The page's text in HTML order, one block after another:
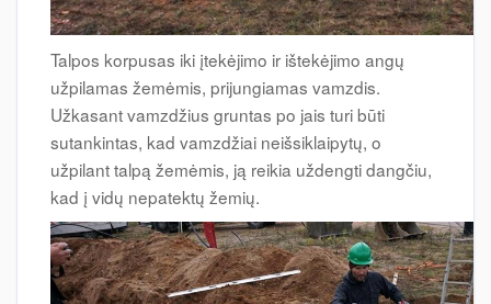
Talpos korpusas iki įtekėjimo ir ištekėjimo angų
užpilamas žemėmis, prijungiamas vamzdis.
Užkasant vamzdžius gruntas po jais turi būti
sutankintas, kad vamzdžiai neišsiklaipytų, o
užpilant talpą žemėmis, ją reikia uždengti dangčiu,
kad į vidų nepatektų žemių.